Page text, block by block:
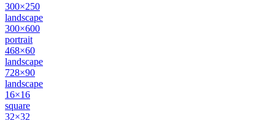
300×250
landscape
300×600
portrait
468×60
landscape
728×90
landscape
16×16
square
32×32